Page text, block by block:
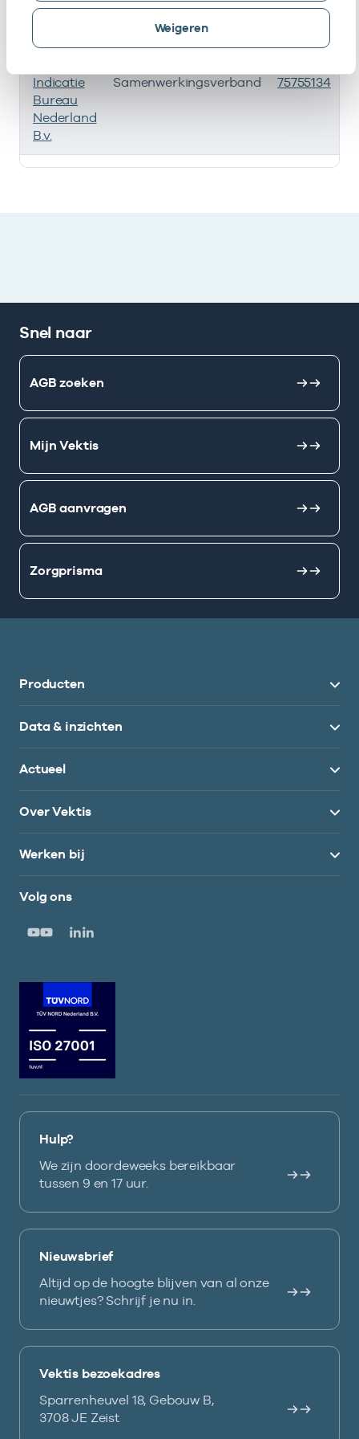
Weigeren
Deze onderneming heeft een relatie met de volgende
Naam Type AGB-code
Indicatie
Bureau
Nederland
B.v.
Samenwerkingsverband 75755134
Snel naar
AGB zoeken
Mijn Vektis
AGB aanvragen
Zorgprisma
Producten
Data & inzichten
Actueel
Over Vektis
Werken bij
Volg ons
Hulp?
We zijn doordeweeks bereikbaar
tussen 9 en 17 uur.
Nieuwsbrief
Altijd op de hoogte blijven van al onze
nieuwtjes? Schrijf je nu in.
Vektis bezoekadres
Sparrenheuvel 18, Gebouw B,
3708 JE Zeist